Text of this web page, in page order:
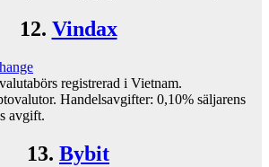
12. Vindax
registrerad i Vietnam.
Handelsavgifter: 0,10% säljarens
avgift.
13. Bybit